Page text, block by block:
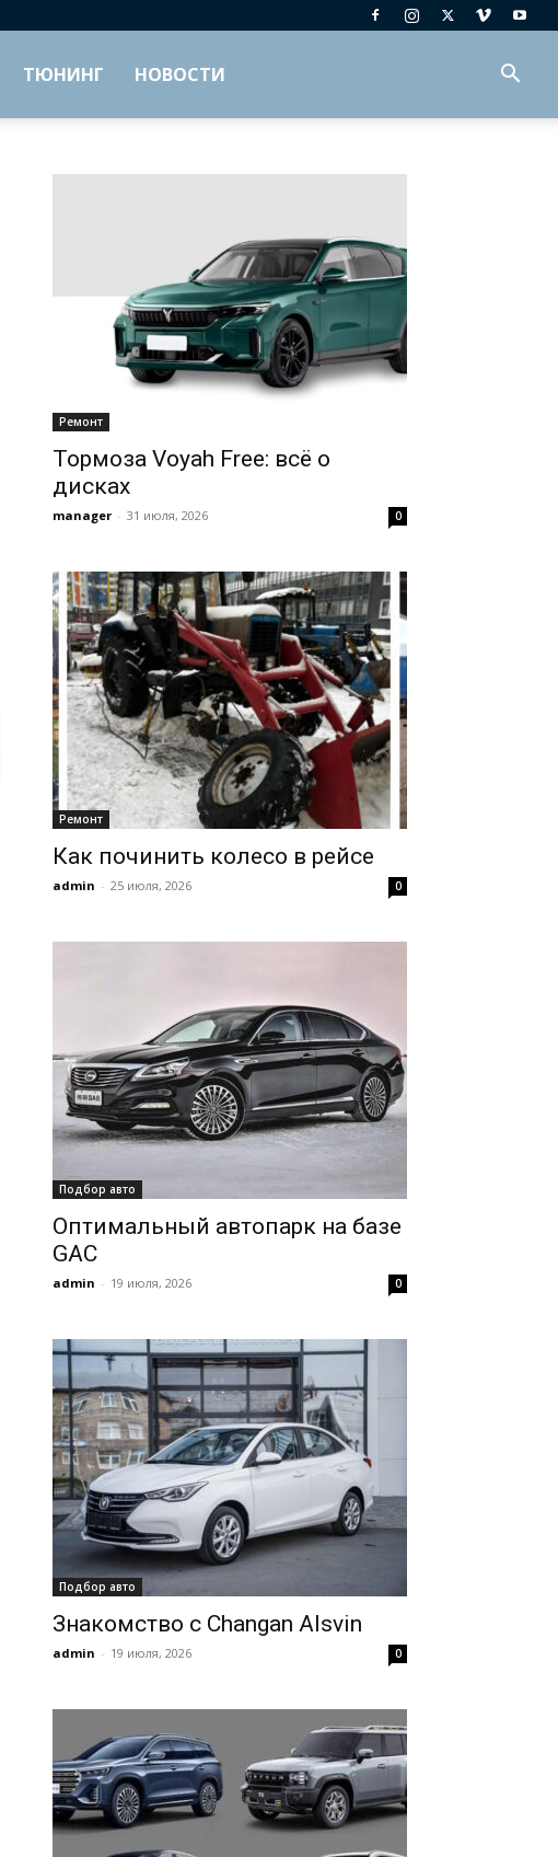
ТЮНИНГ НОВОСТИ
Ремонт
Тормоза Voyah Free: всё о
дисках
manager - 31 июля, 2026 0
Ремонт
Как починить колесо в рейсе
admin - 25 июля, 2026 0
Подбор авто
Оптимальный автопарк на базе
GAC
admin - 19 июля, 2026 0
Подбор авто
Знакомство с Changan Alsvin
admin - 19 июля, 2026 0